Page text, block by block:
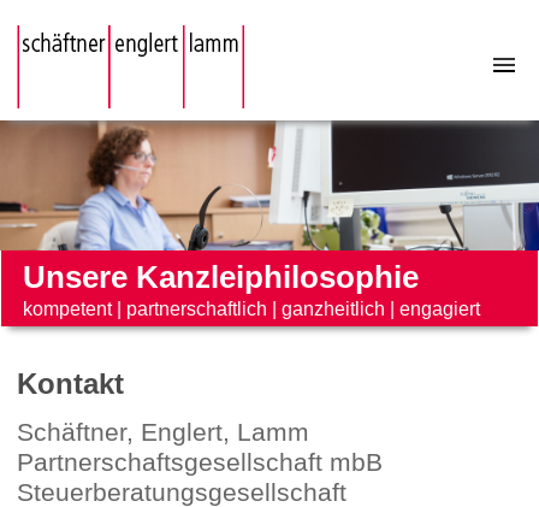
Unsere Kanzleiphilosophie
kompetent partnerschaftlich |ganzheitlich |engagiert
Kontakt
Schäftner, Englert, Lamm
Partnerschaftsgesellschaft mbB
Steuerberatungsgesellschaft